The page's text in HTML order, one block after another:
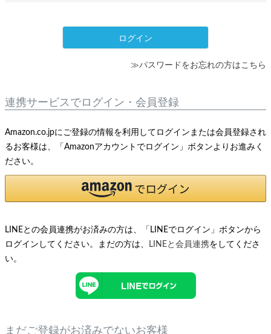
ログイン
≫パスワードをお忘れの方はこちら
連携サービスでログイン・会員登録
Amazon.co.jpにご登録の情報を利用してログインまたは会員登録され
るお客様は、「Amazonアカウントでログイン」ボタンよりお進みく
ださい。
LINEとの会員連携がお済みの方は、「LINEでログイン」ボタンから
ログインしてください。まだの方は、
LINEと会員連携をしてくださ
い。
まだご登録がお済みでないお客様